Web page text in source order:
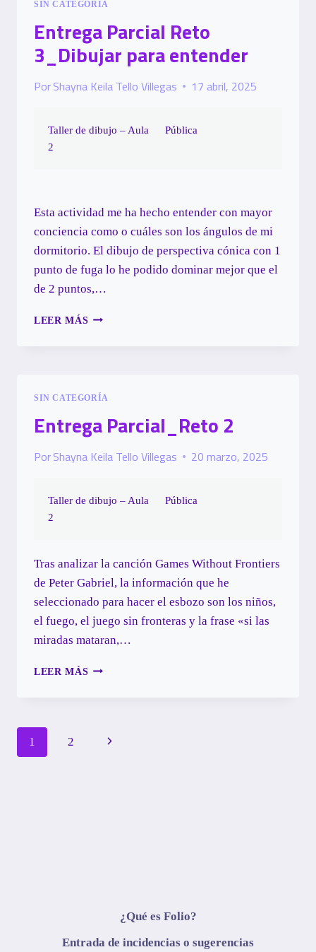
SIN CATEGORÍA
Entrega Parcial Reto
3_Dibujar para entender
PorShayna Keila Tello Villegas 17 abril, 2025
Taller de dibujo – Aula
2
Pública
Esta actividad me ha hecho entender con mayor
conciencia como o cuáles son los ángulos de mi
dormitorio. El dibujo de perspectiva cónica con 1
punto de fuga lo he podido dominar mejor que el
de 2 puntos,…
LEER MÁS ENTREGA
ENTENDER
SIN CATEGORÍA
Entrega Parcial_Reto 2
PorShayna Keila Tello Villegas 20 marzo, 2025
Taller de dibujo – Aula
2
Pública
Tras analizar la canción Games Without Frontiers
de Peter Gabriel, la información que he
seleccionado para hacer el esbozo son los niños,
el fuego, el juego sin fronteras y la frase «si las
miradas mataran,…
LEER MÁS ENTREGA
Navegación
1 2
Siguiente
¿Qué es Folio?
Entrada de incidencias o sugerencias